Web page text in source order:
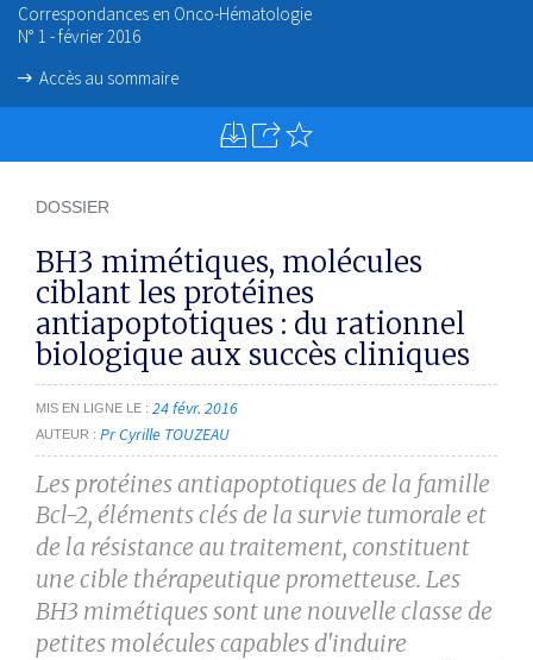
Correspondances en Onco-Hématologie
N° 1 - février 2016
Accès au sommaire
DOSSIER
BH3 mimétiques, molécules
ciblant les protéines
antiapoptotiques : du rationnel
biologique aux succès cliniques
MIS EN LIGNE LE 24 févr. 2016
AUTEUR Pr Cyrille TOUZEAU
Les protéines antiapoptotiques de la famille
Bcl-2, éléments clés de la survie tumorale et
de la résistance au traitement, constituent
une cible thérapeutique prometteuse. Les
BH3 mimétiques sont une nouvelle classe de
petites molécules capables d'induire